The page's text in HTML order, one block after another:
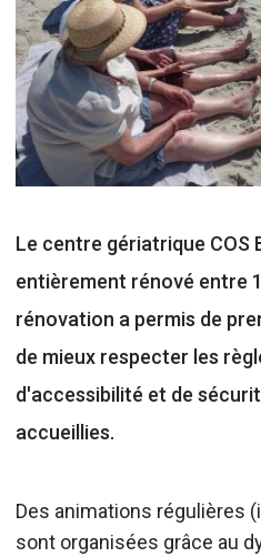
Le centre gériatrique COS
entièrement rénové entre
rénovation a permis de
de mieux respecter les
d'accessibilité et de
accueillies.
Des animations régulières
sont organisées grâce au